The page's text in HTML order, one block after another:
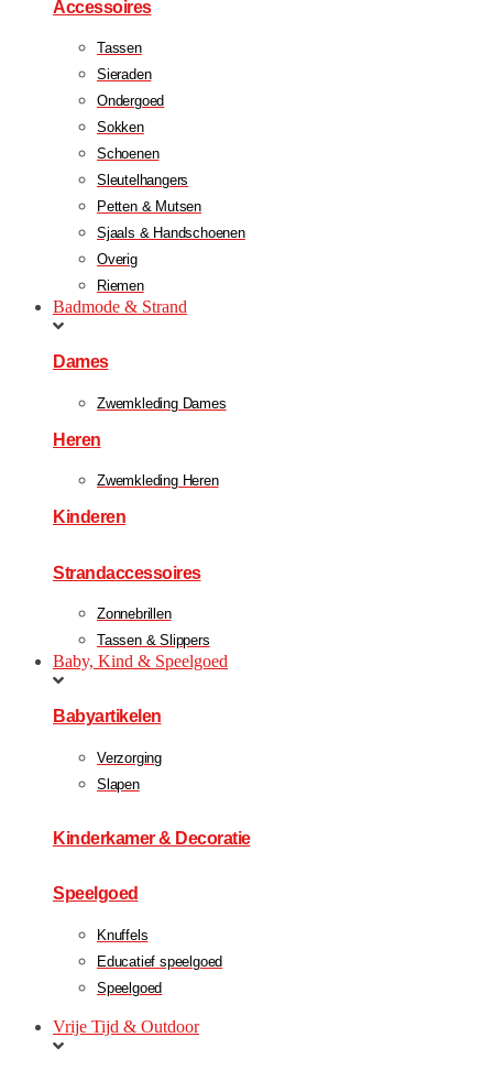
Accessoires
Tassen
Sieraden
Ondergoed
Sokken
Schoenen
Sleutelhangers
Petten & Mutsen
Sjaals & Handschoenen
Overig
Riemen
Badmode & Strand
Dames
Zwemkleding Dames
Heren
Zwemkleding Heren
Kinderen
Strandaccessoires
Zonnebrillen
Tassen & Slippers
Baby, Kind & Speelgoed
Babyartikelen
Verzorging
Slapen
Kinderkamer & Decoratie
Speelgoed
Knuffels
Educatief speelgoed
Speelgoed
Vrije Tijd & Outdoor